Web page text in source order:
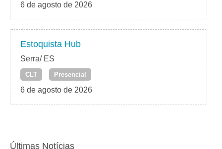
6 de agosto de 2026
Estoquista Hub
Serra/ ES
CLT Presencial
6 de agosto de 2026
Últimas Notícias